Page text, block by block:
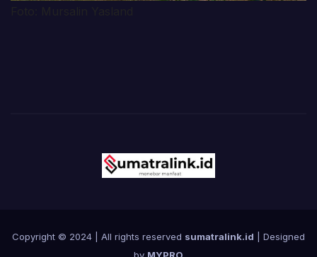
Copyright © 2024 | All rights reserved sumatralink.id | Designed